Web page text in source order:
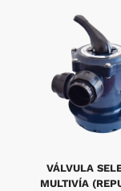
VÁLVULA
MULTIVÍA